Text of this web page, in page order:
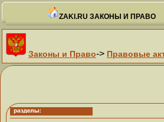
ZAKI.RU ЗАКОНЫ И ПРАВО
Законы и Право-> Правовые